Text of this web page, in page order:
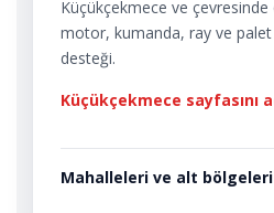
Küçükçekmece ve
motor, kumanda, ray ve palet
desteği.
Küçükçekmece sayfasını
Mahalleleri ve alt